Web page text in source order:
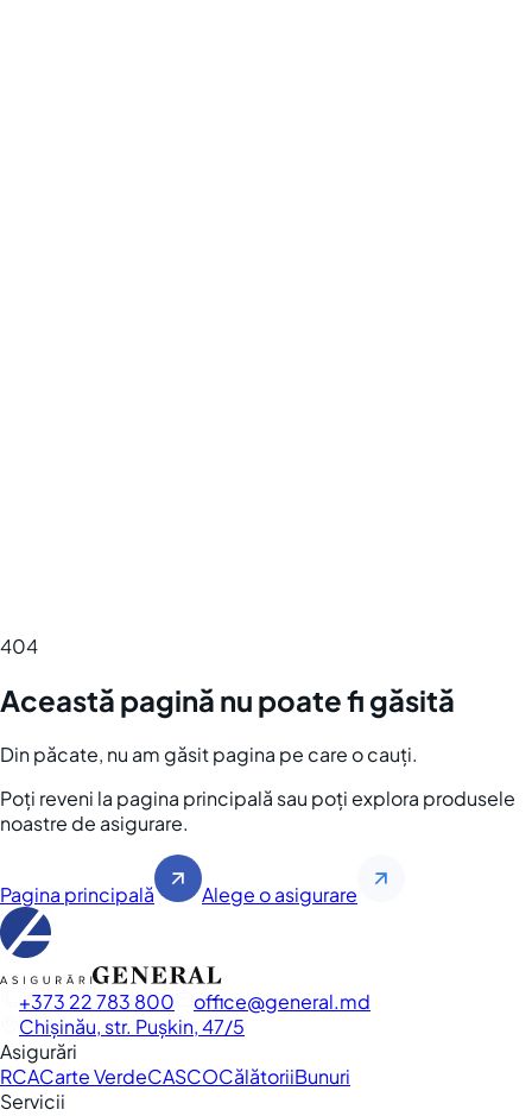
404
Această pagină nu poate fi găsită
Din păcate, nu am găsit pagina pe care o cauți.
Poți reveni la pagina principală sau poți explora produsele
noastre de asigurare.
Pagina principală Alege o asigurare
+373 22 783 800 office
general.md
Chișinău, str. Pușkin, 47/5
Asigurări
RCACarte VerdeCASCOCălătoriiBunuri
Servicii